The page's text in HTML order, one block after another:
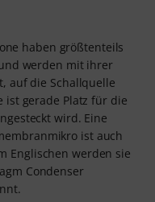
haben größtenteils
werden mit ihrer
auf die Schallquelle
ist gerade Platz für die
wird. Eine
ist auch
Englischen werden sie
Condenser